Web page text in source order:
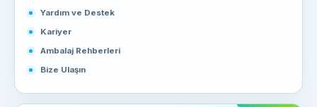
Yardım ve Destek
Kariyer
Ambalaj Rehberleri
Bize Ulaşın